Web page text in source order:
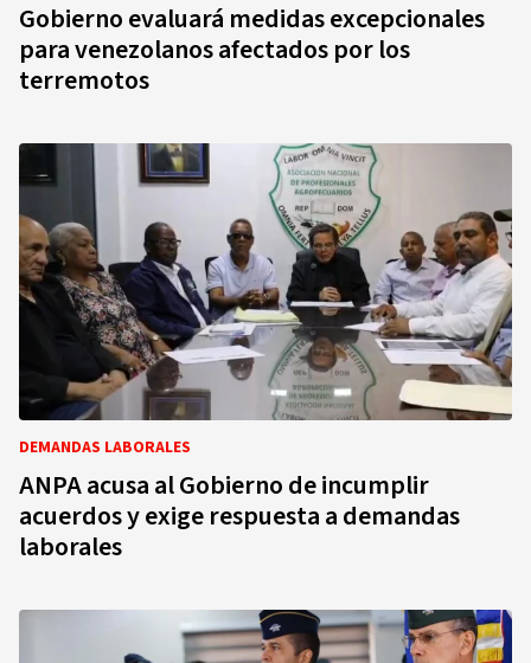
Gobierno evaluará medidas excepcionales
para venezolanos afectados por los
terremotos
DEMANDAS LABORALES
ANPA acusa al Gobierno de incumplir
acuerdos y exige respuesta a demandas
laborales